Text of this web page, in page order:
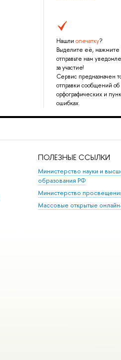
Нашли опечатку?
Выделите её, нажмите
отправьте нам
за участие!
Сервис предназначен
отправки сообщений об
орфографических и
ошибках.
ПОЛЕЗНЫЕ ССЫЛКИ
Министерство науки и
образования РФ
Министерство
Массовые открытые